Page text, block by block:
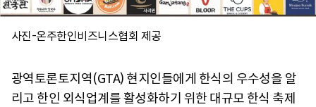
사진-온주한인비즈니스협회 제공
광역토론토지역(GTA) 현지인들에게 한식의 우수성을 알
리고 한인 외식업계를 활성화하기 위한 대규모 한식 축제